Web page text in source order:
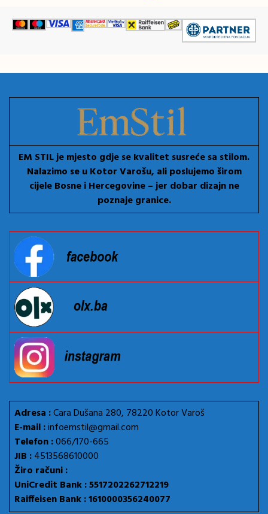
EM STIL je mjesto gdje se kvalitet susreće sa stilom.
Nalazimo se u Kotor Varošu, ali poslujemo širom
cijele Bosne i Hercegovine – jer dobar dizajn ne
poznaje granice.
Adresa :Cara Dušana 280, 78220 Kotor Varoš
E-mail :infoemstil@gmail.com
Telefon :066/170-665
JIB :4513568610000
Žiro računi :
UniCredit Bank : 5517202262712219
Raiffeisen Bank : 1610000356240077